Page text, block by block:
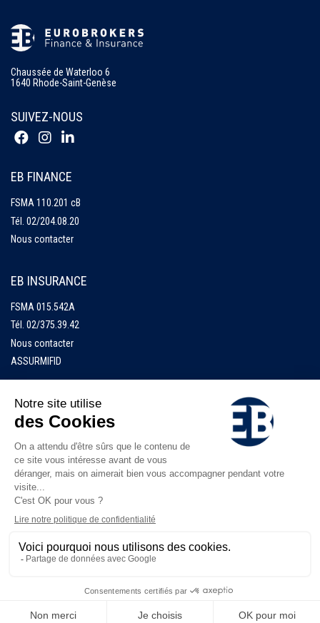
Chaussée de Waterloo 6
1640 Rhode-Saint-Genèse
SUIVEZ-NOUS
EB FINANCE
FSMA 110.201 cB
Tél. 02/204.08.20
Nous contacter
EB INSURANCE
FSMA 015.542A
Tél. 02/375.39.42
Nous contacter
ASSURMIFID
Accueil
EB Finance
EB Insurance
Documents
Jobs
Numéros d'urgence
© 2026 All rights reserved
Made with
from Belgium